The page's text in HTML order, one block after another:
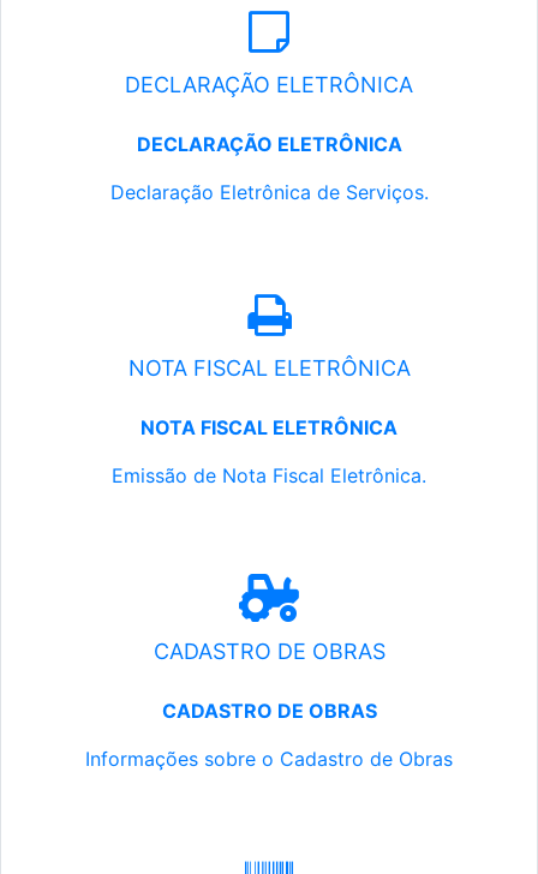
DECLARAÇÃO ELETRÔNICA
DECLARAÇÃO ELETRÔNICA
Declaração Eletrônica de Serviços.
NOTA FISCAL ELETRÔNICA
NOTA FISCAL ELETRÔNICA
Emissão de Nota Fiscal Eletrônica.
CADASTRO DE OBRAS
CADASTRO DE OBRAS
Informações sobre o Cadastro de Obras